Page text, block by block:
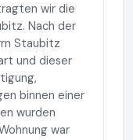
wir die
Nach der
Staubitz
und dieser
binnen einer
wurden
war